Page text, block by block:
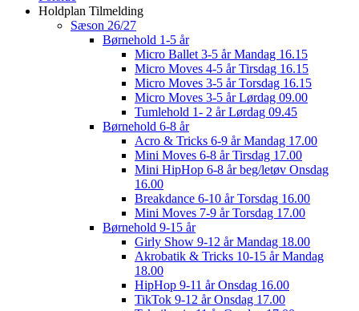
Holdplan Tilmelding
Sæson 26/27
Børnehold 1-5 år
Micro Ballet 3-5 år Mandag 16.15
Micro Moves 4-5 år Tirsdag 16.15
Micro Moves 3-5 år Torsdag 16.15
Micro Moves 3-5 år Lørdag 09.00
Tumlehold 1- 2 år Lørdag 09.45
Børnehold 6-8 år
Acro & Tricks 6-9 år Mandag 17.00
Mini Moves 6-8 år Tirsdag 17.00
Mini HipHop 6-8 år beg/letøv Onsdag
16.00
Breakdance 6-10 år Torsdag 16.00
Mini Moves 7-9 år Torsdag 17.00
Børnehold 9-15 år
Girly Show 9-12 år Mandag 18.00
Akrobatik & Tricks 10-15 år Mandag
18.00
HipHop 9-11 år Onsdag 16.00
TikTok 9-12 år Onsdag 17.00